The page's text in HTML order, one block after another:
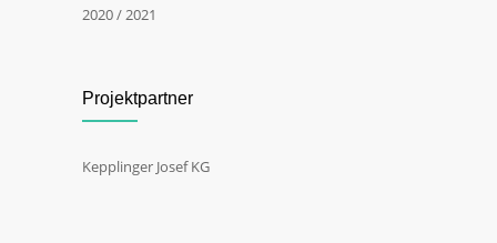
2020 / 2021
Projektpartner
Kepplinger Josef KG